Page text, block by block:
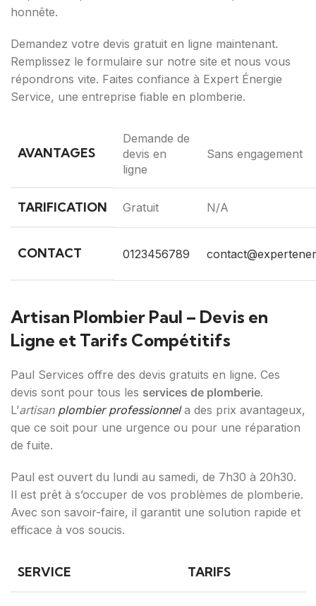
honnête.
Demandez votre devis gratuit en ligne maintenant.
Remplissez le formulaire sur notre site et nous vous
répondrons vite. Faites confiance à Expert Énergie
Service, une entreprise fiable en plomberie.
AVANTAGES
Demande de
devis en
ligne
Sans engagement
TARIFICATION Gratuit N/A
CONTACT 0123456789
Artisan Plombier Paul – Devis en
Ligne et Tarifs Compétitifs
Paul Services offre des devis gratuits en ligne. Ces
devis sont pour tous les services de plomberie.
L’artisan plombier professionnela des prix avantageux,
que ce soit pour une urgence ou pour une réparation
de fuite.
Paul est ouvert du lundi au samedi, de 7h30 à 20h30.
Il est prêt à s’occuper de vos problèmes de plomberie.
Avec son savoir-faire, il garantit une solution rapide et
efficace à vos soucis.
SERVICE TARIFS